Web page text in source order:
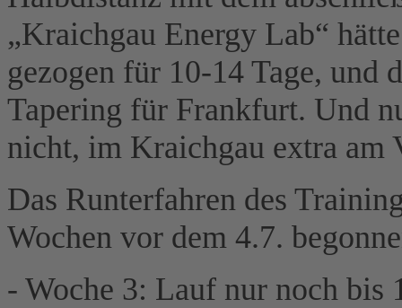
„Kraichgau Energy Lab“
gezogen für 10-14 Tage, und
Tapering für Frankfurt. Und
nicht, im Kraichgau extra am
Das Runterfahren des
Wochen vor dem 4.7.
- Woche 3: Lauf nur noch bis